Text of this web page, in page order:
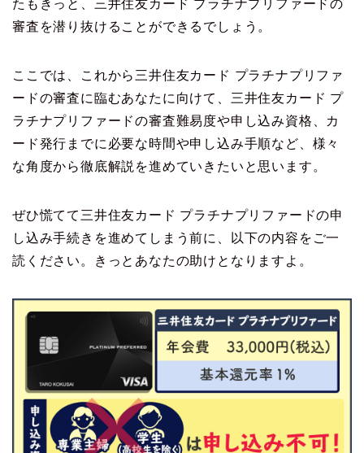
たもきっと、三井住友カード プラチナプリファードの
審査を潜り抜けることができるでしょう。
ここでは、これから三井住友カード プラチナプリファ
ードの審査に臨むあなたに向けて、三井住友カード プ
ラチナプリファードの審査難易度や申し込み資格、カ
ード発行までに必要な時間や申し込み手順など、様々
な角度から徹底解説を進めていきたいと思います。
ぜひ慌てて三井住友カード プラチナプリファードの申
し込み手続きを進めてしまう前に、以下の内容をご一
読ください。きっとあなたの助けとなりますよ。